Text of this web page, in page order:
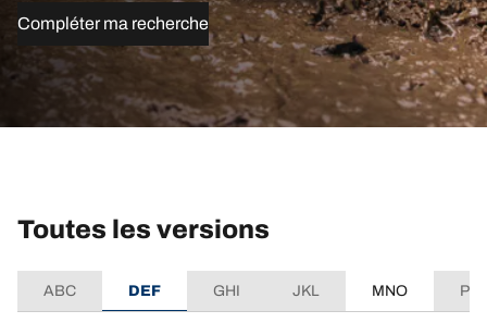
Compléter ma recherche
Toutes les versions
ABC DEF GHI JKL MNO